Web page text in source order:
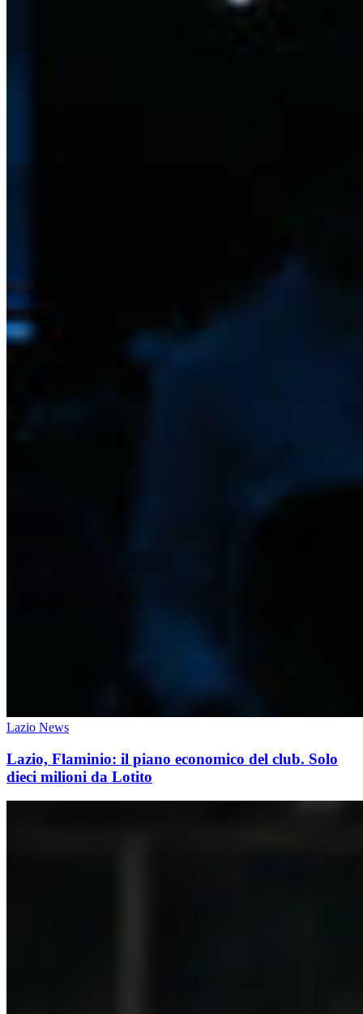
Lazio News
Lazio, Flaminio: il piano economico del club. Solo
dieci milioni da Lotito